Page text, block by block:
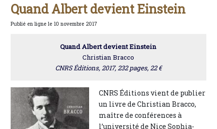
Quand Albert devient Einstein
Publié en ligne le 10 novembre 2017
Quand Albert devient Einstein
Christian Bracco
CNRS Éditions, 2017, 232 pages, 22 €
CNRS Éditions vient de publier
un livre de Christian Bracco,
maître de conférences à
l’université de Nice Sophia-